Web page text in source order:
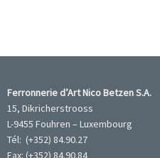
Ferronnerie d’Art Nico Betzen S.A.
15, Dikricherstrooss
L-9455 Fouhren – Luxembourg
Tél: (+352) 84.90.27
Fax: (+352) 84.90.84